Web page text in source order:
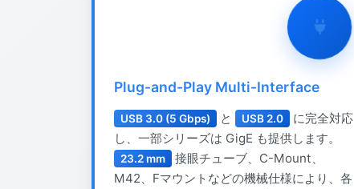
Plug-and-Play Multi-Interface
USB 3.0 (5 Gbps) と USB 2.0
に完全対応
し、一部シリーズは GigE も提供します。
23.2 mm
接眼チューブ、C-Mount、
M42、Fマウントなどの機械仕様により、各